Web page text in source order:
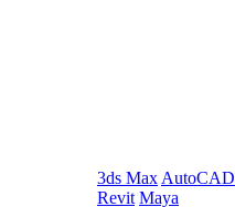
3ds Max AutoCAD
Revit Maya